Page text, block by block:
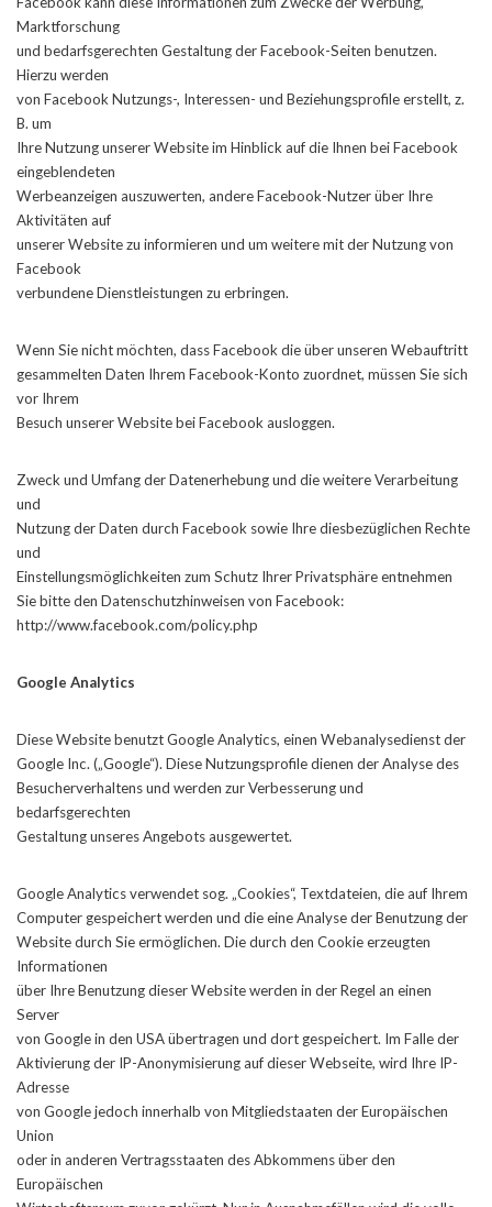
Marktforschung
und bedarfsgerechten Gestaltung der Facebook-Seiten benutzen.
Hierzu werden
von Facebook Nutzungs-, Interessen- und Beziehungsprofile erstellt, z.
B. um
Ihre Nutzung unserer Website im Hinblick auf die Ihnen bei Facebook
eingeblendeten
Werbeanzeigen auszuwerten, andere Facebook-Nutzer über Ihre
Aktivitäten auf
unserer Website zu informieren und um weitere mit der Nutzung von
Facebook
verbundene Dienstleistungen zu erbringen.
Wenn Sie nicht möchten, dass Facebook die über unseren Webauftritt
gesammelten Daten Ihrem Facebook-Konto zuordnet, müssen Sie sich
vor Ihrem
Besuch unserer Website bei Facebook ausloggen.
Zweck und Umfang der Datenerhebung und die weitere Verarbeitung
und
Nutzung der Daten durch Facebook sowie Ihre diesbezüglichen Rechte
und
Einstellungsmöglichkeiten zum Schutz Ihrer Privatsphäre entnehmen
Sie bitte den Datenschutzhinweisen von Facebook:
http://www.facebook.com/policy.php
Google Analytics
Diese Website benutzt Google Analytics, einen Webanalysedienst der
Google Inc. („Google“). Diese Nutzungsprofile dienen der Analyse des
Besucherverhaltens und werden zur Verbesserung und
bedarfsgerechten
Gestaltung unseres Angebots ausgewertet.
Google Analytics verwendet sog. „Cookies“, Textdateien, die auf Ihrem
Computer gespeichert werden und die eine Analyse der Benutzung der
Website durch Sie ermöglichen. Die durch den Cookie erzeugten
Informationen
über Ihre Benutzung dieser Website werden in der Regel an einen
Server
von Google in den USA übertragen und dort gespeichert. Im Falle der
Aktivierung der IP-Anonymisierung auf dieser Webseite, wird Ihre IP-
Adresse
von Google jedoch innerhalb von Mitgliedstaaten der Europäischen
Union
oder in anderen Vertragsstaaten des Abkommens über den
Europäischen